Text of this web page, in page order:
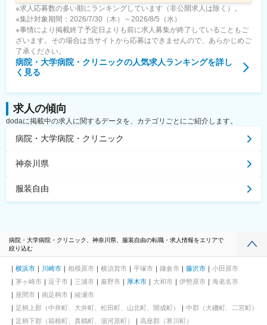
※求人応募数の多い順にランキングしています（非公開求人は除く）。
※集計対象期間：2026/7/30（木）～2026/8/5（水）
※事情により掲載終了予定日よりも前に求人募集が終了していることもご
ざいます。その場合は当サイトから応募はできませんので、あらかじめご
了承ください。
病院・大学病院・クリニックの人気求人ランキングを詳し
く見る
求人の傾向
dodaに掲載中の求人に関するデータを、カテゴリごとにご紹介します。
病院・大学病院・クリニック
神奈川県
服装自由
病院・大学病院・クリニック、神奈川県、服装自由の転職・求人情報をエリアで
絞り込む
横浜市 川崎市 相模原市 横須賀市 平塚市 鎌倉市 藤沢市
小田原市
茅ヶ崎市
逗子市 三浦市 秦野市 厚木市 大和市 伊勢原市
海老名市
座間市
南足柄市
綾瀬市
足柄上郡（中井町、大井町、松田町、山北町、開成町）
中郡（大磯町、二宮町）
足柄下郡（箱根町、真鶴町、湯河原町）
高座郡（寒川町）